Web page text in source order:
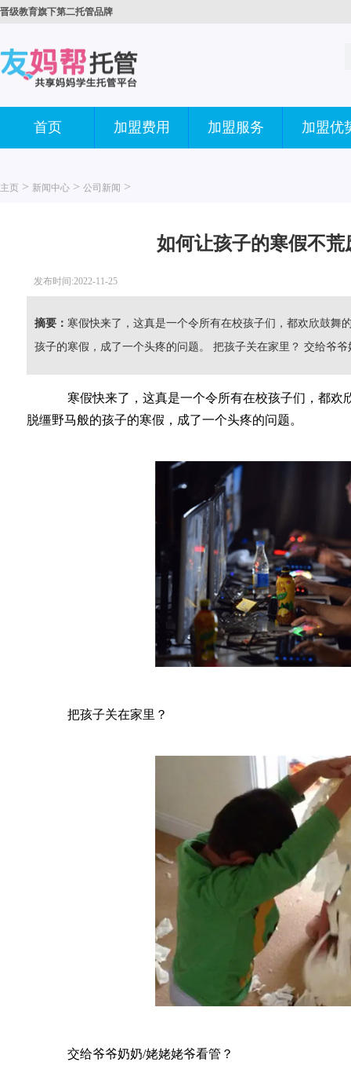
晋级教育旗下第二托管品牌
首页 加盟费用 加盟服务 加盟优
主页 > 新闻中心 > 公司新闻 >
如何让孩子的寒假不
发布时间:2022-11-25
摘要： 寒假快来了，这真是一个令所有在校孩子们，都欢欣鼓舞
孩子的寒假，成了一个头疼的问题。 把孩子关在家里？ 交给爷爷
寒假快来了，这真是一个令所有在校孩子们，都欢
脱缰野马般的孩子的寒假，成了一个头疼的问题。
把孩子关在家里？
交给爷爷奶奶/姥姥姥爷看管？